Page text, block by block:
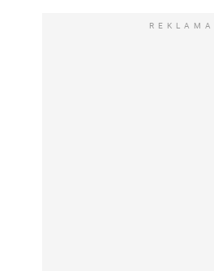
REKLAMA